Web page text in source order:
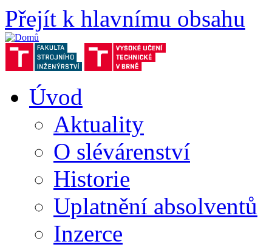
Přejít k hlavnímu obsahu
Úvod
Aktuality
O slévárenství
Historie
Uplatnění absolventů
Inzerce